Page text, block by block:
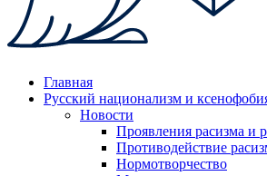
Главная
Русский национализм и
Новости
Проявления расизма и
Противодействие
Нормотворчество